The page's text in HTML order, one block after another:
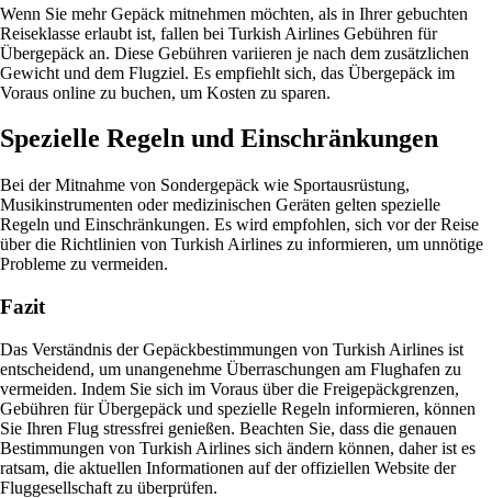
Wenn Sie mehr Gepäck mitnehmen möchten, als in Ihrer gebuchten
Reiseklasse erlaubt ist, fallen bei Turkish Airlines Gebühren für
Übergepäck an. Diese Gebühren variieren je nach dem zusätzlichen
Gewicht und dem Flugziel. Es empfiehlt sich, das Übergepäck im
Voraus online zu buchen, um Kosten zu sparen.
Spezielle Regeln und Einschränkungen
Bei der Mitnahme von Sondergepäck wie Sportausrüstung,
Musikinstrumenten oder medizinischen Geräten gelten spezielle
Regeln und Einschränkungen. Es wird empfohlen, sich vor der Reise
über die Richtlinien von Turkish Airlines zu informieren, um unnötige
Probleme zu vermeiden.
Fazit
Das Verständnis der Gepäckbestimmungen von Turkish Airlines ist
entscheidend, um unangenehme Überraschungen am Flughafen zu
vermeiden. Indem Sie sich im Voraus über die Freigepäckgrenzen,
Gebühren für Übergepäck und spezielle Regeln informieren, können
Sie Ihren Flug stressfrei genießen. Beachten Sie, dass die genauen
Bestimmungen von Turkish Airlines sich ändern können, daher ist es
ratsam, die aktuellen Informationen auf der offiziellen Website der
Fluggesellschaft zu überprüfen.